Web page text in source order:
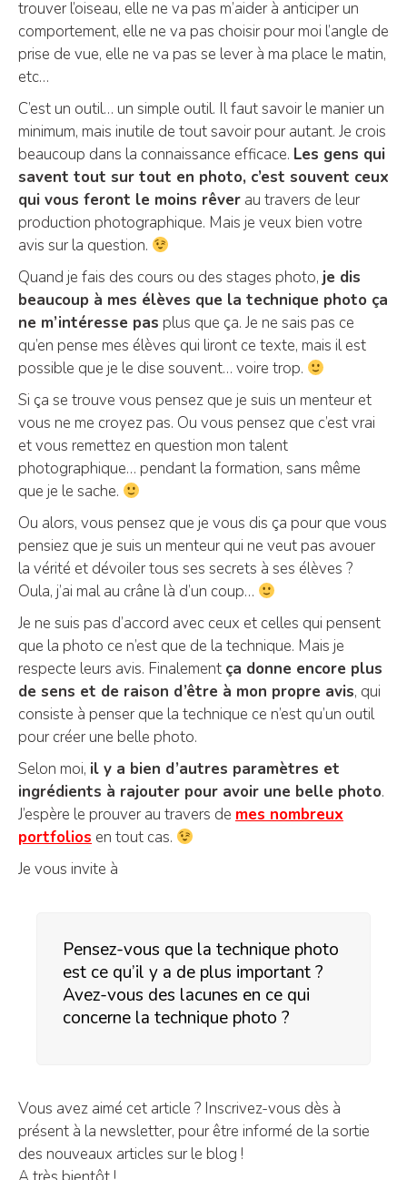
trouver l’oiseau, elle ne va pas m’aider à anticiper un
comportement, elle ne va pas choisir pour moi l’angle de
prise de vue, elle ne va pas se lever à ma place le matin,
etc…
C’est un outil… un simple outil. Il faut savoir le manier un
minimum, mais inutile de tout savoir pour autant. Je crois
beaucoup dans la connaissance efficace. Les gens qui
savent tout sur tout en photo, c’est souvent ceux
qui vous feront le moins rêver au travers de leur
production photographique. Mais je veux bien votre
avis sur la question.
Quand je fais des cours ou des stages photo, je dis
beaucoup à mes élèves que la technique photo ça
ne m’intéresse pas plus que ça. Je ne sais pas ce
qu’en pense mes élèves qui liront ce texte, mais il est
possible que je le dise souvent… voire trop.
Si ça se trouve vous pensez que je suis un menteur et
vous ne me croyez pas. Ou vous pensez que c’est vrai
et vous remettez en question mon talent
photographique… pendant la formation, sans même
que je le sache.
Ou alors, vous pensez que je vous dis ça pour que vous
pensiez que je suis un menteur qui ne veut pas avouer
la vérité et dévoiler tous ses secrets à ses élèves ?
Oula, j’ai mal au crâne là d’un coup…
Je ne suis pas d’accord avec ceux et celles qui pensent
que la photo ce n’est que de la technique. Mais je
respecte leurs avis. Finalement ça donne encore plus
de sens et de raison d’être à mon propre avis, qui
consiste à penser que la technique ce n’est qu’un outil
pour créer une belle photo.
Selon moi, il y a bien d’autres paramètres et
ingrédients à rajouter pour avoir une belle photo.
J’espère le prouver au travers de mes nombreux
portfolios en tout cas.
Je vous invite à
Pensez-vous que la technique photo
est ce qu’il y a de plus important ?
Avez-vous des lacunes en ce qui
concerne la technique photo ?
Vous avez aimé cet article ? Inscrivez-vous dès à
présent à la newsletter, pour être informé de la sortie
des nouveaux articles sur le blog !